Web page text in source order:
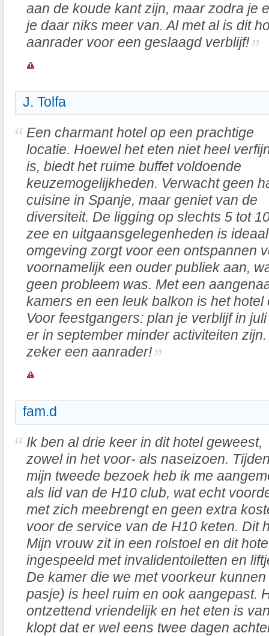
aan de koude kant zijn, maar zodra je
je daar niks meer van. Al met al is dit
aanrader voor een geslaagd verblijf!
J. Tolfa
Een charmant hotel op een prachtige
locatie. Hoewel het eten niet heel
is, biedt het ruime buffet voldoende
keuzemogelijkheden. Verwacht geen
cuisine in Spanje, maar geniet van de
diversiteit. De ligging op slechts 5 tot
zee en uitgaansgelegenheden is
omgeving zorgt voor een ontspannen
voornamelijk een ouder publiek aan,
geen probleem was. Met een
kamers en een leuk balkon is het
Voor feestgangers: plan je verblijf in
er in september minder activiteiten
zeker een aanrader!
fam.d
Ik ben al drie keer in dit hotel geweest,
zowel in het voor- als naseizoen.
mijn tweede bezoek heb ik me
als lid van de H10 club, wat echt
met zich meebrengt en geen extra
voor de service van de H10 keten. Dit
Mijn vrouw zit in een rolstoel en dit
ingespeeld met invalidentoiletten en
De kamer die we met voorkeur
pasje) is heel ruim en ook aangepast.
ontzettend vriendelijk en het eten is
klopt dat er wel eens twee dagen